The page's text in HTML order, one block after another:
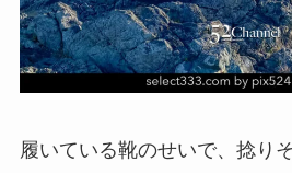
履いている靴のせいで、捻り